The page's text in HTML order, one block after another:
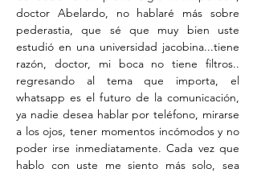
doctor Abelardo, no hablaré más sobre
pederastia, que sé que muy bien uste
estudió en una universidad jacobina...tiene
razón, doctor, mi boca no tiene filtros..
regresando al tema que importa, el
whatsapp es el futuro de la comunicación,
ya nadie desea hablar por teléfono, mirarse
a los ojos, tener momentos incómodos y no
poder irse inmediatamente. Cada vez que
hablo con uste me siento más solo, sea